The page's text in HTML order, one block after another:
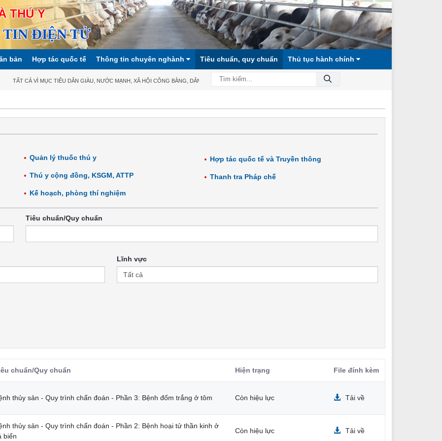
THÚ Y
TIN ĐIỆN TỬ
bản Hợp tác quốc tế Thông tin chuyên nghành Tiêu chuẩn, quy chuẩn Thủ tục hành chính
TẤT CẢ VÌ MỤC TIÊU DÂN GIÀU, NƯỚC MẠNH, XÃ HỘI CÔNG BẰNG, DÂN CHỦ, VĂN MINH!
Quản lý thuốc thú y
Thú y cộng đồng, KSGM, ATTP
Kế hoạch, phòng thí nghiệm
Hợp tác quốc tế và Truyền thông
Thanh tra Pháp chế
Tiêu chuẩn/Quy chuẩn
Lĩnh vực
chuẩn/Quy chuẩn Hiện trạng File đính kèm
thủy sản - Quy trình chẩn đoán - Phần 3: Bệnh đốm trắng ở tôm Còn hiệu lực Tải về
thủy sản - Quy trình chẩn đoán - Phần 2: Bệnh hoại tử thần kinh ở
biển
Còn hiệu lực Tải về